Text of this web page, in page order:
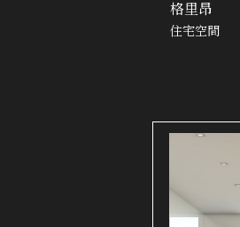
格里昂
住宅空間